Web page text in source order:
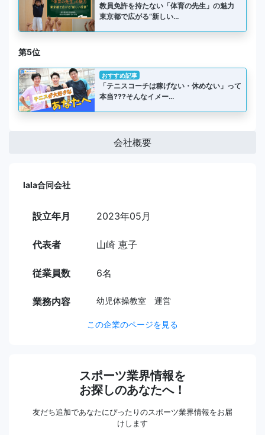
教員免許を持たない「体育の先生」の魅力
東京都で広がる“新しい…
第5位
おすすめ記事
「テニスコーチは稼げない・休めない」って
本当???そんなイメー…
会社概要
lala合同会社
設立年月 2023年05月
代表者 山崎 恵子
従業員数 6名
業務内容 幼児体操教室 運営
この企業のページを見る
スポーツ業界情報を
お探しのあなたへ！
友だち追加であなたにぴったりのスポーツ業界情報をお届
けします